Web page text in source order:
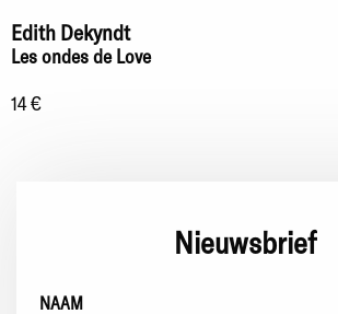
Edith Dekyndt
Les ondes de Love
14 €
Nieuwsbrief
NAAM